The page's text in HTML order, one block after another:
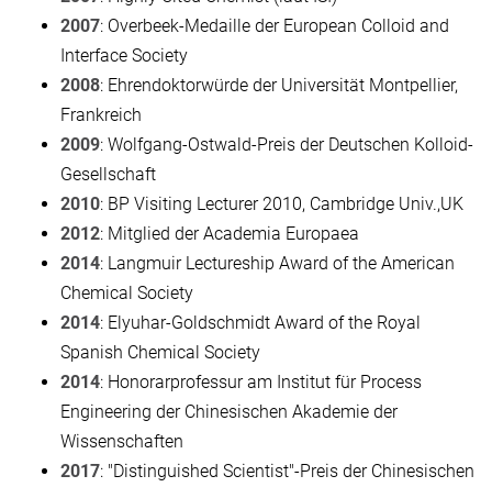
2007: Overbeek-Medaille der European Colloid and
Interface Society
2008: Ehrendoktorwürde der Universität Montpellier,
Frankreich
2009: Wolfgang-Ostwald-Preis der Deutschen Kolloid-
Gesellschaft
2010: BP Visiting Lecturer 2010, Cambridge Univ.,UK
2012: Mitglied der Academia Europaea
2014: Langmuir Lectureship Award of the American
Chemical Society
2014: Elyuhar-Goldschmidt Award of the Royal
Spanish Chemical Society
2014: Honorarprofessur am Institut für Process
Engineering der Chinesischen Akademie der
Wissenschaften
2017: "Distinguished Scientist"-Preis der Chinesischen